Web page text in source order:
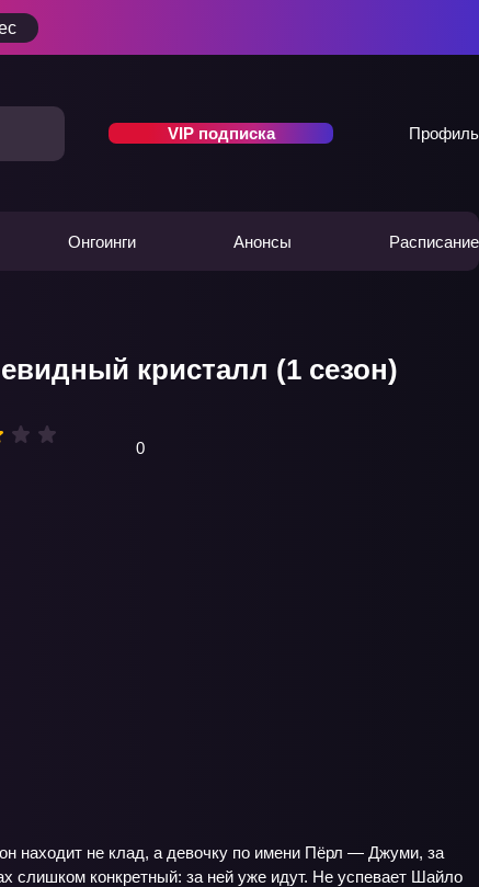
VIP подписка Профиль
Онгоинги Анонсы Расписание
кристалл (1 сезон)
0
находит не клад, а девочку по имени Пёрл — Джуми, за
слишком конкретный: за ней уже идут. Не успевает Шайло